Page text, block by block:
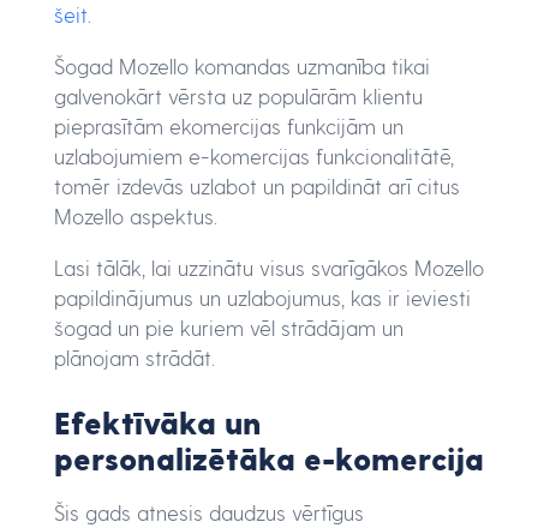
šeit
Šogad Mozello komandas uzmanība tikai
galvenokārt vērsta uz populārām klientu
pieprasītām ekomercijas funkcijām un
uzlabojumiem e-komercijas funkcionalitātē,
tomēr izdevās uzlabot un papildināt arī citus
Mozello aspektus.
Lasi tālāk, lai uzzinātu visus svarīgākos Mozello
papildinājumus un uzlabojumus, kas ir ieviesti
šogad un pie kuriem vēl strādājam un
plānojam strādāt.
Efektīvāka un
personalizētāka e-komercija
Šis gads atnesis daudzus vērtīgus